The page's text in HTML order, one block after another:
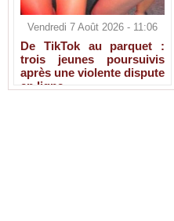
Vendredi 7 Août 2026 - 11:06
De TikTok au parquet :
trois jeunes poursuivis
après une violente dispute
en ligne